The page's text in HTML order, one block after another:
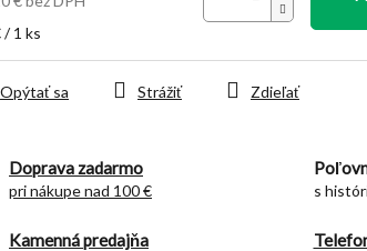
/ 1 ks
Doprava zadarmo
pri nákupe nad 100 € s
Kamenná predajňa
Opýtať sa Strážiť Zdieľať